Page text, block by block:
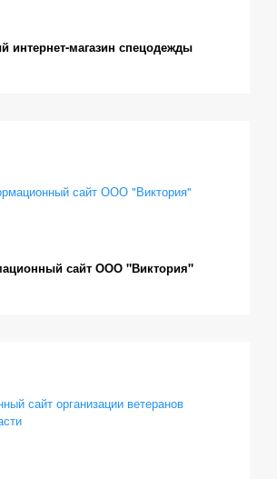
интернет-магазин спецодежды
сайт ООО "Виктория"